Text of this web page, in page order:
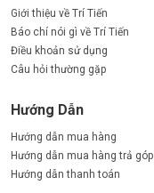
Giới thiệu về Trí Tiến
Báo chí nói gì về Trí Tiến
Điều khoản sử dụng
Câu hỏi thường gặp
Hướng Dẫn
Hướng dẫn mua hàng
Hướng dẫn mua hàng trả góp
Hướng dẫn thanh toán